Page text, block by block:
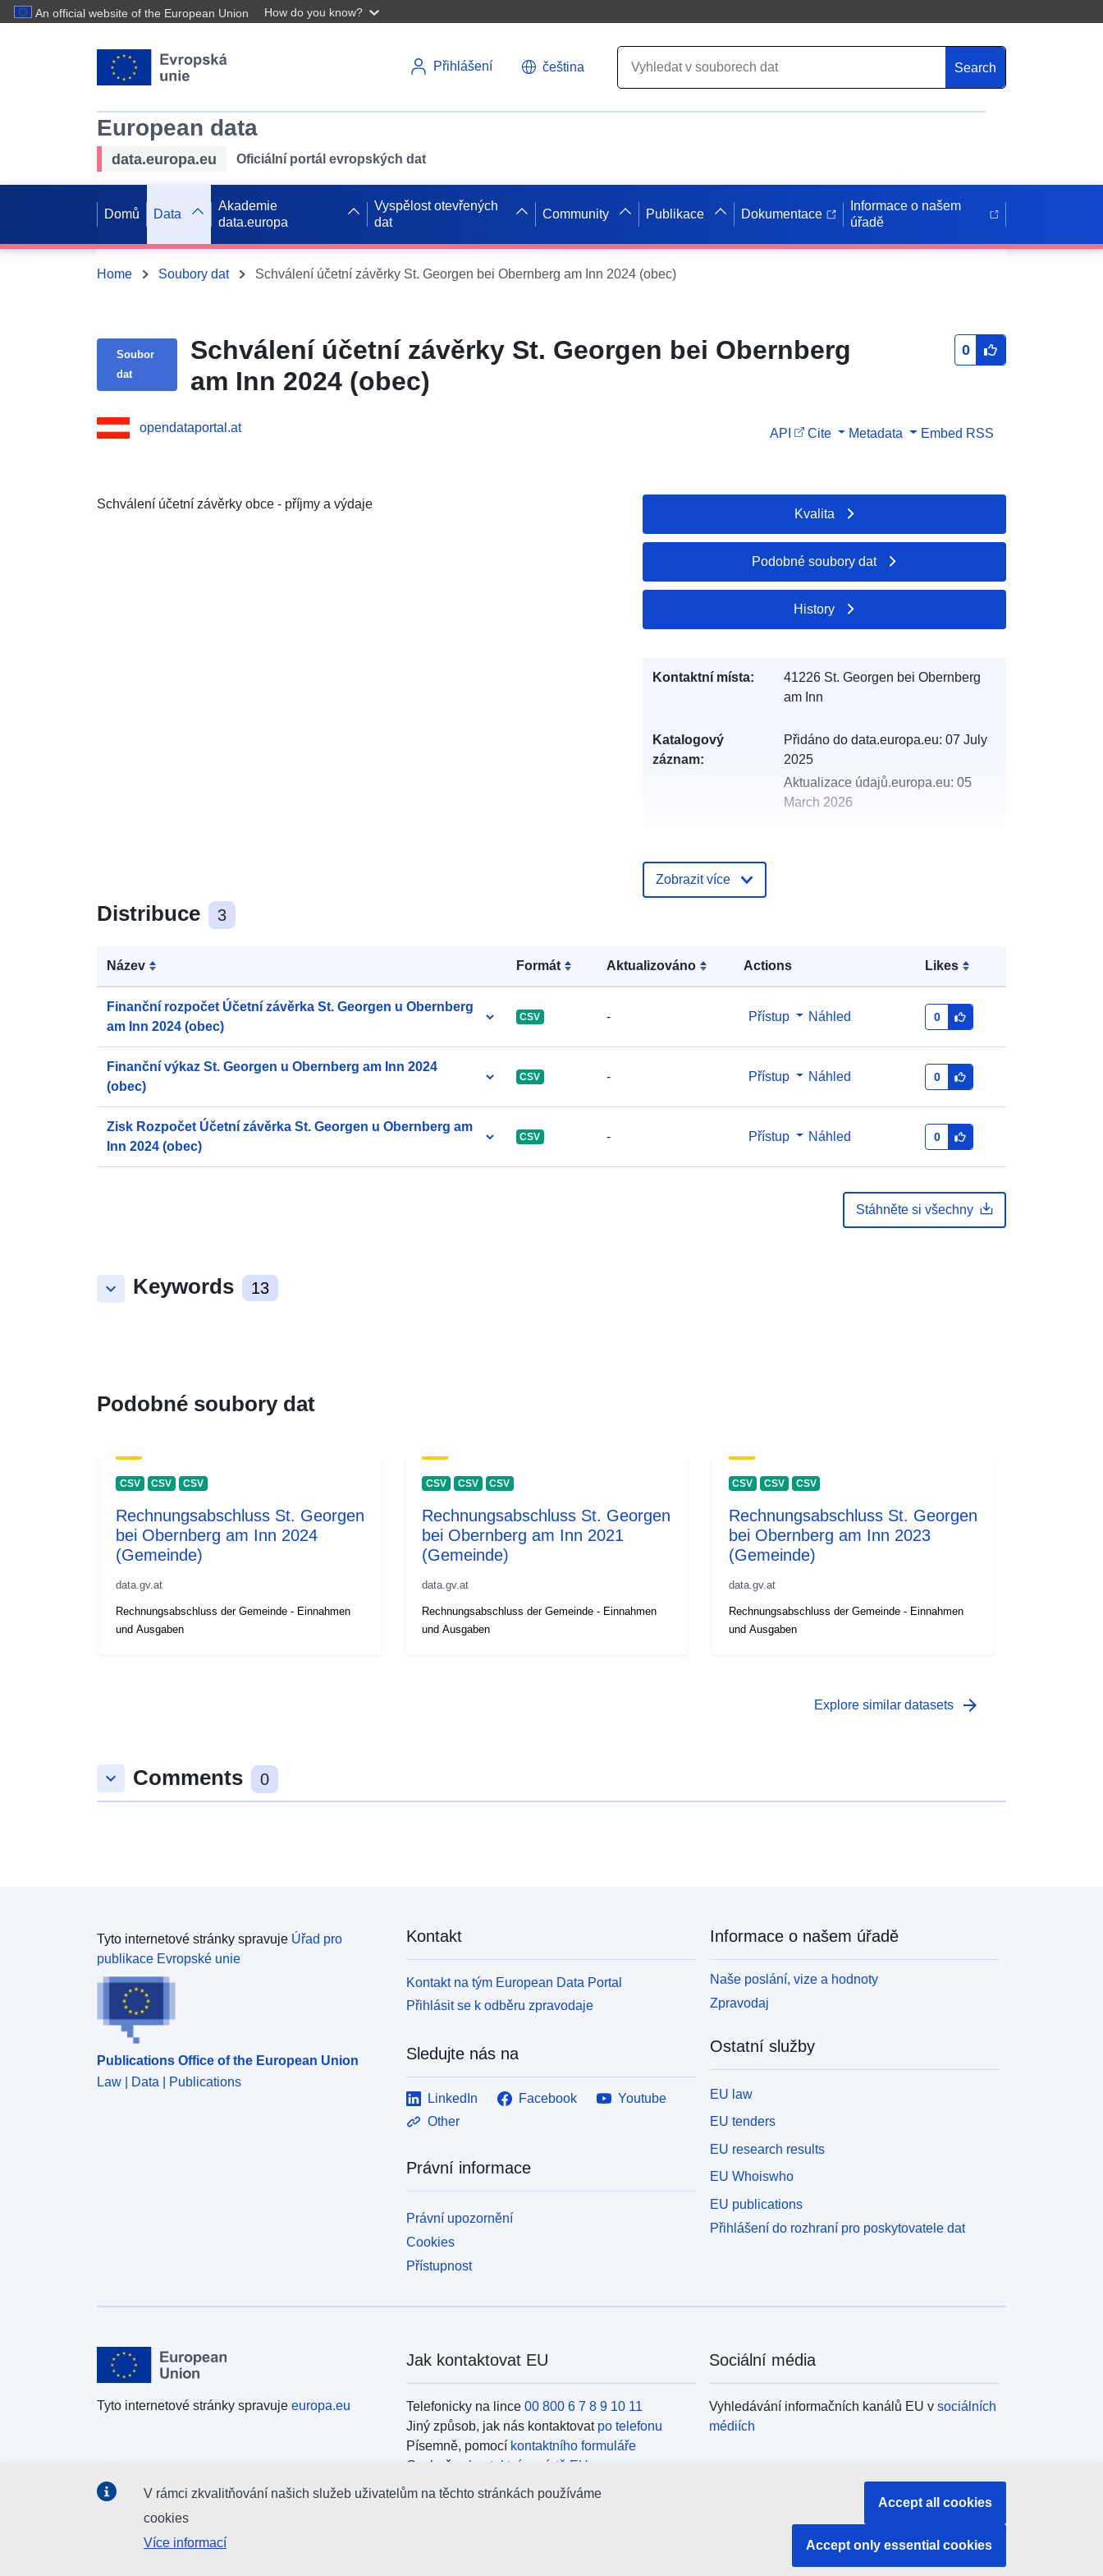
An official website of the European Union How do you know?
Přihlášení čeština Search
European data
data.europa.eu Oficiální portál evropských dat
Domů Data
Akademie
data.europa
Vyspělost otevřených
dat
Community Publikace Dokumentace
Informace o našem
úřadě
Home Soubory dat Schválení účetní závěrky St. Georgen bei Obernberg am Inn 2024 (obec)
Soubor
dat
Schválení účetní závěrky St. Georgen bei Obernberg
am Inn 2024 (obec)
0
opendataportal.at API Cite Metadata Embed RSS
Schválení účetní závěrky obce - příjmy a výdaje
Distribuce 3
Název Formát Aktualizováno Actions Likes
Finanční rozpočet Účetní závěrka St. Georgen u Obernberg
am Inn 2024 (obec)
CSV - Přístup Náhled 0
Finanční výkaz St. Georgen u Obernberg am Inn 2024
(obec)
CSV - Přístup Náhled 0
Zisk Rozpočet Účetní závěrka St. Georgen u Obernberg am
Inn 2024 (obec)
CSV - Přístup Náhled 0
Stáhněte si všechny
keyboard_arrow_down Keywords 13
Kvalita
Podobné soubory dat
History
Kontaktní místa:
41226 St. Georgen bei Obernberg
am Inn
Katalogový
záznam:
Přidáno do data.europa.eu: 07 July
2025
Aktualizace údajů.europa.eu: 05
March 2026
Zobrazit více
Podobné soubory dat
CSV CSV CSV
Rechnungsabschluss St. Georgen
bei Obernberg am Inn 2024
(Gemeinde)
data.gv.at
Rechnungsabschluss der Gemeinde - Einnahmen
und Ausgaben
CSV CSV CSV
Rechnungsabschluss St. Georgen
bei Obernberg am Inn 2021
(Gemeinde)
data.gv.at
Rechnungsabschluss der Gemeinde - Einnahmen
und Ausgaben
CSV CSV CSV
Rechnungsabschluss St. Georgen
bei Obernberg am Inn 2023
(Gemeinde)
data.gv.at
Rechnungsabschluss der Gemeinde - Einnahmen
und Ausgaben
Explore similar datasets arrow_forward
keyboard_arrow_down Comments 0
Tyto internetové stránky spravuje Úřad pro
publikace Evropské unie
Publications Office of the European Union
Law | Data | Publications
Kontakt
Kontakt na tým European Data Portal
Přihlásit se k odběru zpravodaje
Sledujte nás na
LinkedIn Facebook
Youtube
Other
Právní informace
Právní upozornění
Cookies
Přístupnost
Informace o našem úřadě
Naše poslání, vize a hodnoty
Zpravodaj
Ostatní služby
EU law
EU tenders
EU research results
EU Whoiswho
EU publications
Přihlášení do rozhraní pro poskytovatele dat
Tyto internetové stránky spravuje europa.eu
Jak kontaktovat EU
Telefonicky na lince 00 800 6 7 8 9 10 11
Jiný způsob, jak nás kontaktovat po telefonu
Písemně, pomocí kontaktního formuláře
Osobně, v kontaktním místě EU
Sociální média
Vyhledávání informačních kanálů EU vsociálních
médiích
Orgány a instituce EU
V rámci zkvalitňování našich služeb uživatelům na těchto stránkách používáme
cookies
Více informací
Accept all cookies
Accept only essential cookies